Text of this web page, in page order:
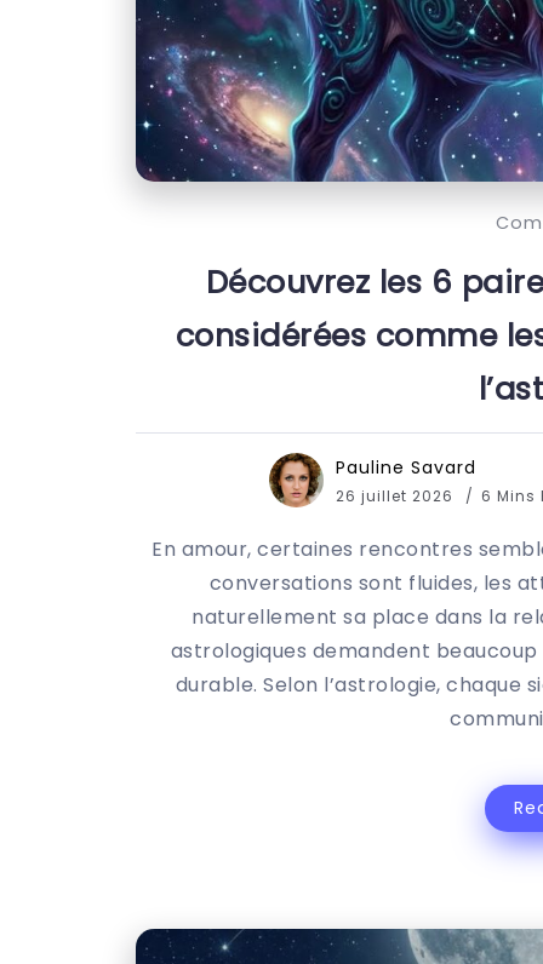
Découvrez les 6
considérées comme
Pauline Savard
26 juillet 2026 6 Mins
En amour, certaines rencontres
conversations sont fluides, les
naturellement sa place dans la
astrologiques demandent
durable. Selon l’astrologie, chaque